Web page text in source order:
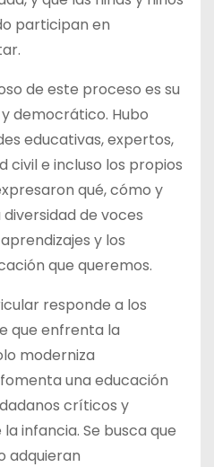
participan en
de este proceso es su
democrático. Hubo
educativas, expertos,
civil e incluso los propios
qué, cómo y
de voces
y los
que queremos.
responde a los
que enfrenta la
moderniza
una educación
críticos y
infancia. Se busca que
adquieran